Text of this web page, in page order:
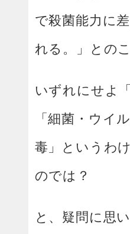
で殺菌能力に
れる。」とのこ
いずれにせよ
「細菌・ウイ
毒」というわ
のでは？
と、疑問に思